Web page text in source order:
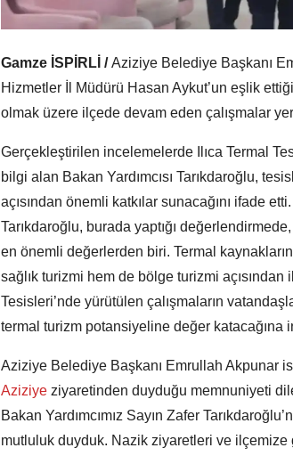
Gamze İSPİRLİ /Aziziye Belediye Başkanı
Hizmetler İl Müdürü Hasan Aykut’un eşlik
olmak üzere ilçede devam eden çalışmalar
Gerçekleştirilen incelemelerde Ilıca Termal
bilgi alan Bakan Yardımcısı Tarıkdaroğlu,
açısından önemli katkılar sunacağını ifade etti.
Tarıkdaroğlu, burada yaptığı
en önemli değerlerden biri. Termal
sağlık turizmi hem de bölge turizmi açısından
Tesisleri’nde yürütülen çalışmaların
termal turizm potansiyeline değer katacağına
Aziziye Belediye Başkanı Emrullah Akpunar
Aziziye ziyaretinden duyduğu memnuniyeti
Bakan Yardımcımız Sayın Zafer
mutluluk duyduk. Nazik ziyaretleri ve ilçemize